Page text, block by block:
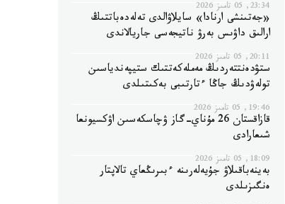
23:34, 05 تامىز 2026
«جەتىنشى ارنادا» سايلاۋالدى تەلەدەباتتىڭ
ارالىق داۋىس بەرۋ ناتيجەسى جاريالاندى
20:11, 05 تامىز 2026
ستۋدەنتتەردىڭ مەملەكەتتىك ستيپەندياسىن
تولەۋدىڭ جاڭا ءتارتىبى بەكىتىلدى
19:46, 05 تامىز 2026
قازاقستان 26 مۇناي-گاز ۋچاسكەسىن اۋكسيونعا
شىعارادى
18:09, 05 تامىز 2026
بەينەباقىلاۋ جۇيەلەرىنە ءبىرىڭعاي تالاپتار
ەنگىزىلدى